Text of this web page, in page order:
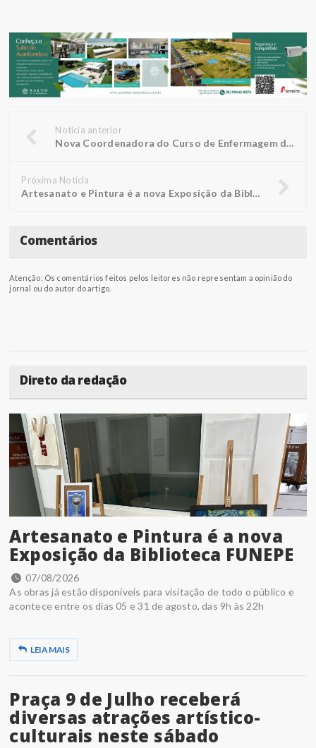
Notícia anterior
Nova Coordenadora do Curso de Enfermagem da FUNEPE Traz Experiência e Visão Inovadora para a Formação de Profissionais
Próxima Notícia
Artesanato e Pintura é a nova Exposição da Biblioteca FUNEPE
Comentários
Atenção: Os comentários feitos pelos leitores não representam a opinião do
jornal ou do autor do artigo.
Direto da redação
Artesanato e Pintura é a nova
Exposição da Biblioteca FUNEPE
07/08/2026
As obras já estão disponíveis para visitação de todo o público e
acontece entre os dias 05 e 31 de agosto, das 9h às 22h
LEIA MAIS
Praça 9 de Julho receberá
diversas atrações artístico-
culturais neste sábado